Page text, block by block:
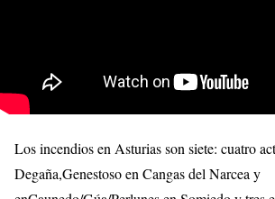
Los incendios en Asturias son siete: cuatro
Degaña,Genestoso en Cangas del Narcea y